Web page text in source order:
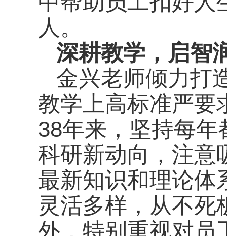
人。
深耕教学，启智
金兴老师倾力打
教学上高标准严要
38年来，坚持每
科研新动向，注意
最新知识和理论体
灵活多样，从不死
外，特别重视对员